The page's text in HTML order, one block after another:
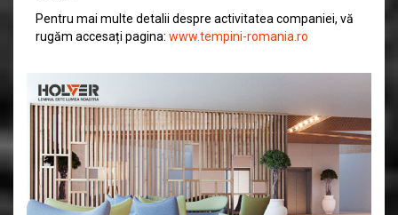
Pentru mai multe detalii despre activitatea companiei, vă
rugăm accesați pagina: www.tempini-romania.ro